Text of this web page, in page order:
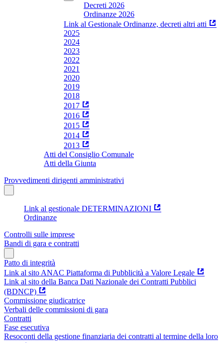
Decreti 2026
Ordinanze 2026
Link al Gestionale Ordinanze, decreti altri atti
2025
2024
2023
2022
2021
2020
2019
2018
2017
2016
2015
2014
2013
Atti del Consiglio Comunale
Atti della Giunta
Provvedimenti dirigenti amministrativi
Link al gestionale DETERMINAZIONI
Ordinanze
Controlli sulle imprese
Bandi di gara e contratti
Patto di integrità
Link al sito ANAC Piattaforma di Pubblicità a Valore Legale
Link al sito della Banca Dati Nazionale dei Contratti Pubblici
(BDNCP)
Commissione giudicatrice
Verbali delle commissioni di gara
Contratti
Fase esecutiva
Resoconti della gestione finanziaria dei contratti al termine della loro